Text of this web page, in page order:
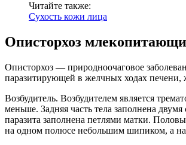
Читайте также:
Сухость кожи лица
Описторхоз
Описторхоз — природноочаговое
паразитирующей в желчных ходах
Возбудитель. Возбудителем является
меньше. Задняя часть тела заполнена
паразита заполнена петлями матки.
на одном полюсе небольшим шипиком, а